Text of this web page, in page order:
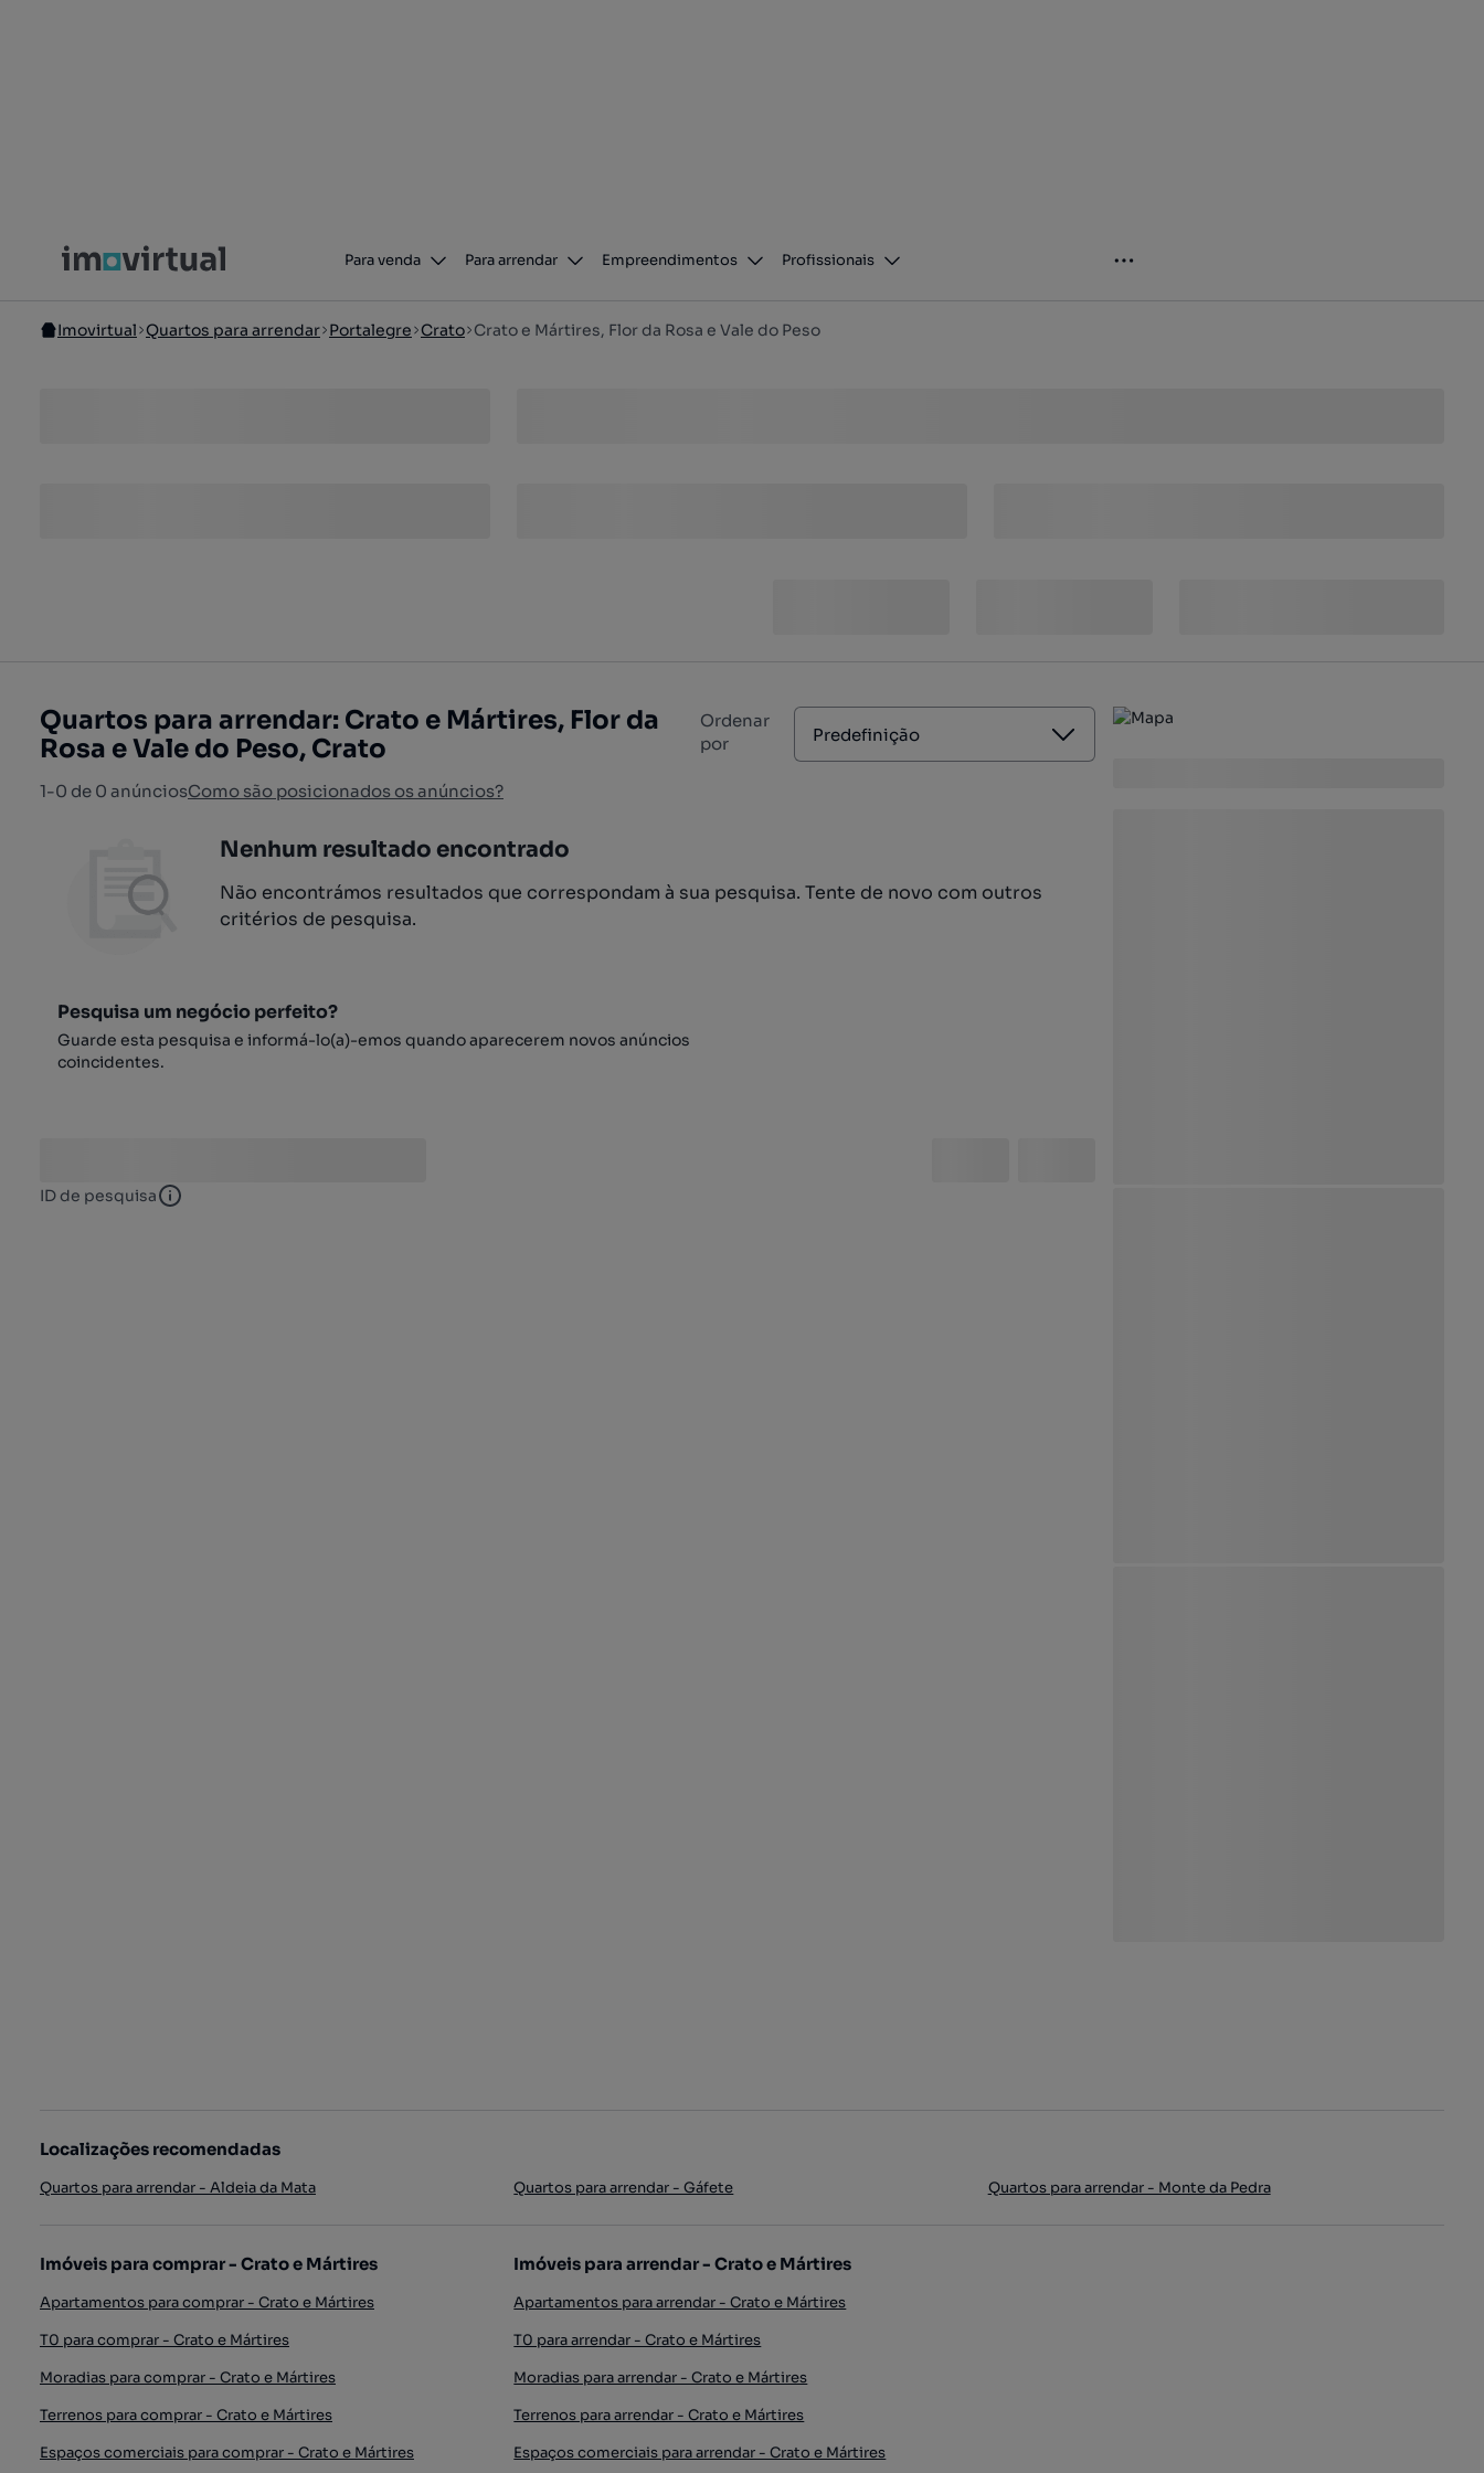
Para venda Para arrendar Empreendimentos Profissionais
Imovirtual Quartos para arrendar Portalegre Crato Crato e Mártires, Flor da Rosa e Vale do Peso
Quartos para arrendar: Crato e Mártires, Flor da
Rosa e Vale do Peso, Crato
1-0 de 0 anúnciosComo são posicionados os anúncios?
Ordenar
por
Predefinição
Nenhum resultado encontrado
Não encontrámos resultados que correspondam à sua pesquisa. Tente de novo com outros
critérios de pesquisa.
Pesquisa um negócio perfeito?
Guarde esta pesquisa e informá-lo(a)-emos quando aparecerem novos anúncios
coincidentes.
ID de pesquisa ID de pesquisa
Localizações recomendadas
Quartos para arrendar - Aldeia da Mata Quartos para arrendar - Gáfete Quartos para arrendar - Monte da Pedra
Imóveis para comprar - Crato e Mártires
Apartamentos para comprar - Crato e Mártires
T0 para comprar - Crato e Mártires
Moradias para comprar - Crato e Mártires
Terrenos para comprar - Crato e Mártires
Espaços comerciais para comprar - Crato e Mártires
Imóveis para arrendar - Crato e Mártires
Apartamentos para arrendar - Crato e Mártires
T0 para arrendar - Crato e Mártires
Moradias para arrendar - Crato e Mártires
Terrenos para arrendar - Crato e Mártires
Espaços comerciais para arrendar - Crato e Mártires